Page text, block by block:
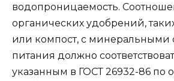
водопроницаемость.
органических удобрений,
или компост, с минеральными
питания должно
указанным в ГОСТ 26932-86 по